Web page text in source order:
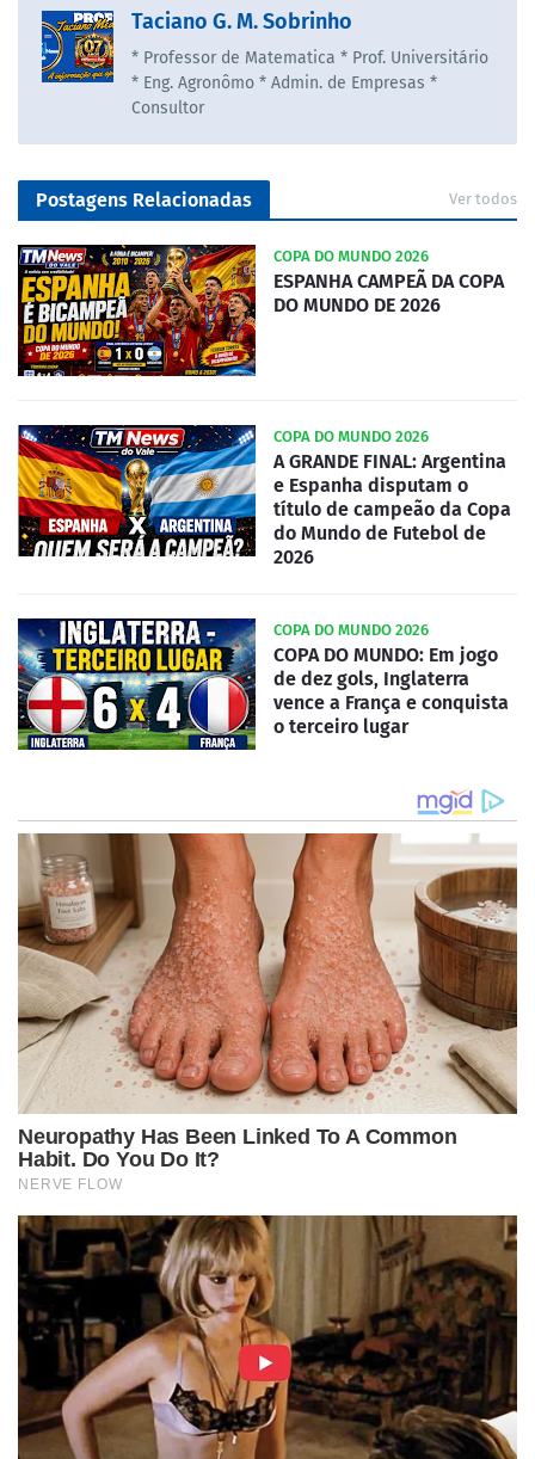
Taciano G. M. Sobrinho
* Professor de Matematica * Prof. Universitário
* Eng. Agronômo * Admin. de Empresas *
Consultor
Postagens Relacionadas Ver todos
COPA DO MUNDO 2026
ESPANHA CAMPEÃ DA COPA
DO MUNDO DE 2026
COPA DO MUNDO 2026
A GRANDE FINAL: Argentina
e Espanha disputam o
título de campeão da Copa
do Mundo de Futebol de
2026
COPA DO MUNDO 2026
COPA DO MUNDO: Em jogo
de dez gols, Inglaterra
vence a França e conquista
o terceiro lugar